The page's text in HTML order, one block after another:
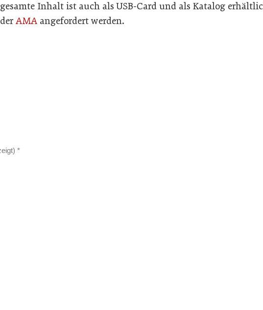
gesamte Inhalt ist auch als USB-Card und als Katalog
der AMA angefordert werden.